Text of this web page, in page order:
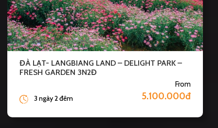
ĐÀ LẠT- LANGBIANG LAND – DELIGHT PARK –
FRESH GARDEN 3N2Đ
From
5.100.000đ
3 ngày 2 đêm